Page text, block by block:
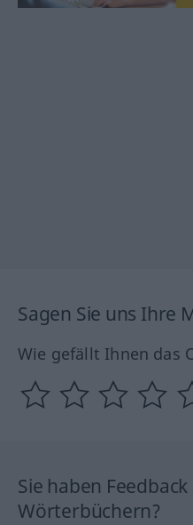
Sagen Sie uns Ihre
Wie gefällt Ihnen das
Sie haben
Wörterbüchern?